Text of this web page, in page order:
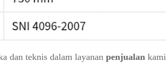
dan teknis dalam layanan penjualan